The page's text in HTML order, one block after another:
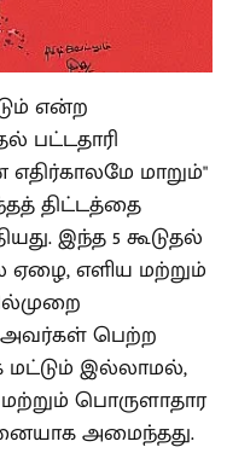
என்ற
பட்டதாரி
மாறும்"
திட்டத்தை
இந்த 5 கூடுதல்
எளிய மற்றும்
அவர்கள் பெற்ற
மட்டும் இல்லாமல்,
பொருளாதார
அமைந்தது.